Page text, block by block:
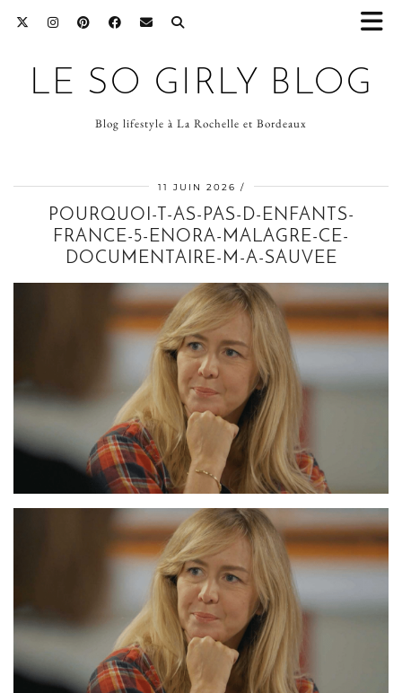
LE SO GIRLY BLOG
Blog lifestyle à La Rochelle et Bordeaux
11 JUIN 2026
POURQUOI-T-AS-PAS-D-ENFANTS-
FRANCE-5-ENORA-MALAGRE-CE-
DOCUMENTAIRE-M-A-SAUVEE